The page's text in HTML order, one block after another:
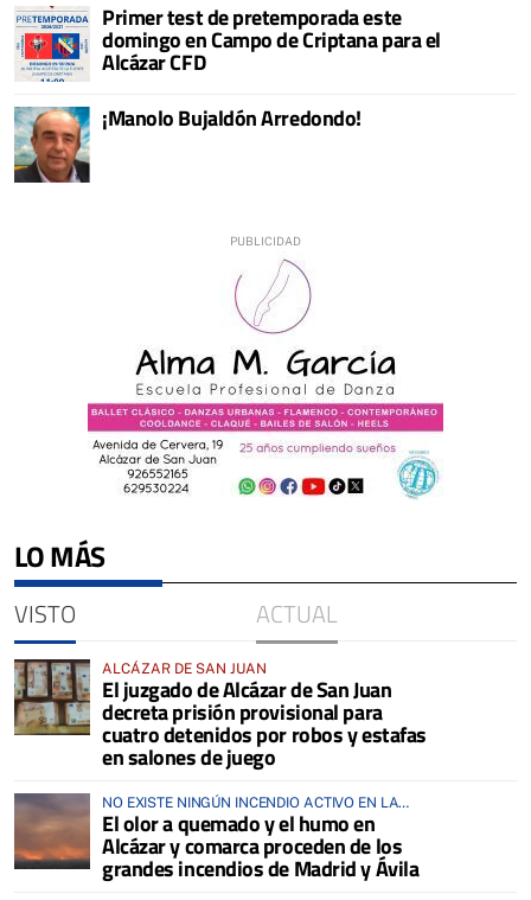
Primer test de pretemporada este
domingo en Campo de Criptana para el
Alcázar CFD
¡Manolo Bujaldón Arredondo!
LO MÁS
VISTO ACTUAL
ALCÁZAR DE SAN JUAN
El juzgado de Alcázar de San Juan
decreta prisión provisional para
cuatro detenidos por robos y estafas
en salones de juego
NO EXISTE NINGÚN INCENDIO ACTIVO EN LA
COMARCA
El olor a quemado y el humo en
Alcázar y comarca proceden de los
grandes incendios de Madrid y Ávila